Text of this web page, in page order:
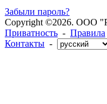
Забыли пароль?
Copyright ©2026. ООО
Приватность - Правила
Контакты -